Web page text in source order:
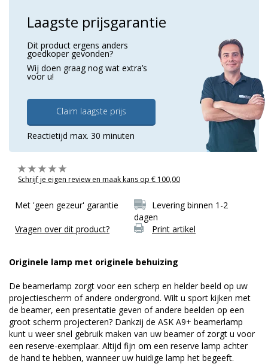
Laagste prijsgarantie
Dit product ergens anders
goedkoper gevonden?
Wij doen graag nog wat extra’s
voor u!
Claim laagste prijs
Reactietijd max. 30 minuten
Schrijf je eigen review en maak kans op € 100,00
Met 'geen gezeur' garantie
Levering binnen 1-2
dagen
Vragen over dit product?
Print artikel
Originele lamp met originele behuizing
De beamerlamp zorgt voor een scherp en helder beeld op uw
projectiescherm of andere ondergrond. Wilt u sport kijken met
de beamer, een presentatie geven of andere beelden op een
groot scherm projecteren? Dankzij de ASK A9+ beamerlamp
kunt u weer snel gebruik maken van uw beamer of zorgt u voor
een reserve-exemplaar. Altijd fijn om een reserve lamp achter
de hand te hebben, wanneer uw huidige lamp het begeeft.